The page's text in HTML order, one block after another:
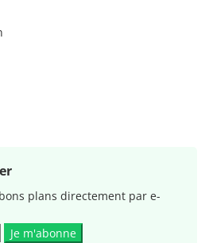
plans directement par e-
Je m'abonne